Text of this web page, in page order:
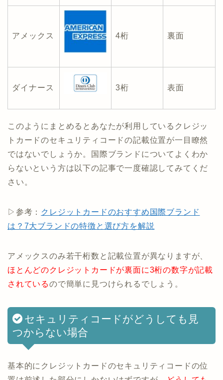
アメックス 4桁 裏面
ダイナース 3桁 表面
このようにまとめるとあなたが利用しているクレジッ
トカードのセキュリティコードの記載位置が一目瞭然
ではないでしょうか。国際ブランドについてよくわか
らないという方は以下の記事で一度確認してみてくだ
さい。
▷参考： クレジットカードのおすすめ国際ブランド
は？7大ブランドの特徴と選び方を解説
アメックスのみ若干桁数と記載位置が異なりますが、
ほとんどのクレジットカードが裏面に3桁の数字が記載
されているので簡単に見つけられるでしょう。
セキュリティコードがどうしても見
つからない場合
基本的にクレジットカードのセキュリティコードの位